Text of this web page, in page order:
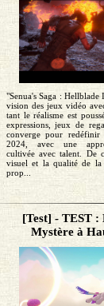
"Senua's Saga :
vision des jeux vidéo
tant le réalisme est
expressions, jeux de
converge pour redéfinir
2024, avec une
cultivée avec talent. De
visuel et la qualité de la
prop...
[Test] - TEST
Mystère à